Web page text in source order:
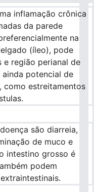
inflamação crônica
da parede
na
(íleo), pode
e região perianal de
potencial de
como estreitamentos
são diarreia,
de muco e
intestino grosso é
podem